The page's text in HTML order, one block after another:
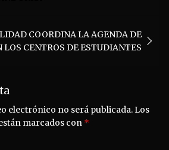
COORDINA LA AGENDA DE
LOS CENTROS DE ESTUDIANTES
electrónico no será publicada.Los
marcados con *